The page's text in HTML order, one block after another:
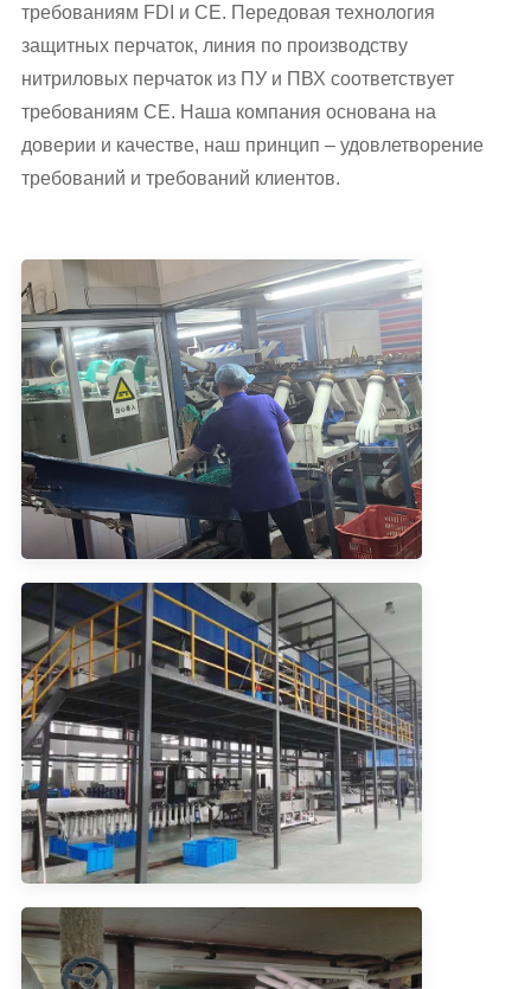
требованиям FDI и CE. Передовая технология
защитных перчаток, линия по производству
нитриловых перчаток из ПУ и ПВХ соответствует
требованиям CE. Наша компания основана на
доверии и качестве, наш принцип – удовлетворение
требований и требований клиентов.